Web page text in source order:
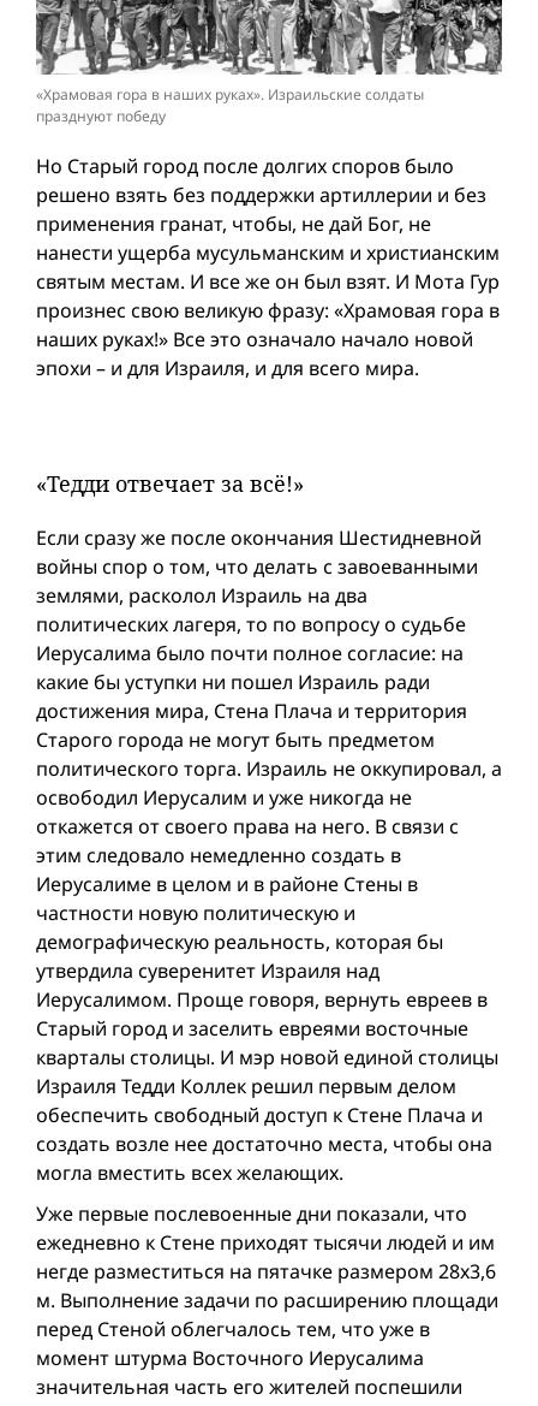
«Храмовая гора в наших руках». Израильские солдаты
празднуют победу
Но Старый город после долгих споров было
решено взять без поддержки артиллерии и без
применения гранат, чтобы, не дай Бог, не
нанести ущерба мусульманским и христианским
святым местам. И все же он был взят. И Мота Гур
произнес свою великую фразу: «Храмовая гора в
наших руках!» Все это означало начало новой
эпохи – и для Израиля, и для всего мира.
«Тедди отвечает за всё!»
Если сразу же после окончания Шестидневной
вой­ны спор о том, что делать с завоеванными
землями, расколол Израиль на два
политических лагеря, то по вопросу о судьбе
Иерусалима было почти полное согласие: на
какие бы уступки ни пошел Израиль ради
достижения мира, Стена Плача и территория
Старого города не могут быть предметом
политического торга. Израиль не оккупировал, а
освободил Иерусалим и уже никогда не
откажется от своего права на него. В связи с
этим следовало немедленно создать в
Иерусалиме в целом и в районе Стены в
частности новую политическую и
демографическую реальность, которая бы
утвердила суверенитет Израиля над
Иерусалимом. Проще говоря, вернуть евреев в
Старый город и заселить евреями восточные
кварталы столицы. И мэр новой единой столицы
Израиля Тедди Коллек решил первым делом
обеспечить свободный доступ к Стене Плача и
создать возле нее достаточно места, чтобы она
могла вместить всех желающих.
Уже первые послевоенные дни показали, что
ежедневно к Стене приходят тысячи людей и им
негде разместиться на пятачке размером 28х3,6
м. Выполнение задачи по расширению площади
перед Стеной облегчалось тем, что уже в
момент штурма Восточного Иерусалима
значительная часть его жителей поспешили